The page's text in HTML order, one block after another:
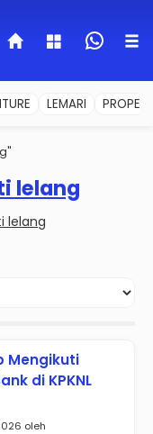
LEMARI
lelang
lelang
Mengikuti
di KPKNL
oleh